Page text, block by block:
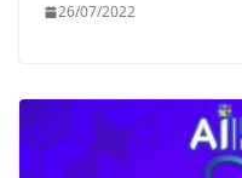
26/07/2022